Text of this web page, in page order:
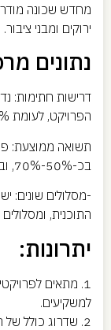
מחדש שכונה
ירוקים ומבני ציבור.
נתונים
הפרויקט, לעומת 80% בפרויקטים של תמ"א 38/2.
תשואה ממוצעת:
בכ-50%-70%, ובמרכז הארץ בכ-80%-120%.
-מסלולים שונים:
התוכנית,
יתרונות:
1. מתאים
למשקיעים.
2. שדרוג כולל של